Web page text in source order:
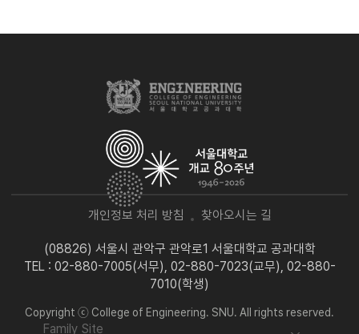
개인정보 처리 방침 찾아오시는 길
(08826) 서울시 관악구 관악로1 서울대학교 공과대학
TEL : 02-880-7005(서무), 02-880-7023(교무), 02-880-
7010(학생)
Copyright ⓒ College of Engineering. SNU. All rights reserved.
Family Site